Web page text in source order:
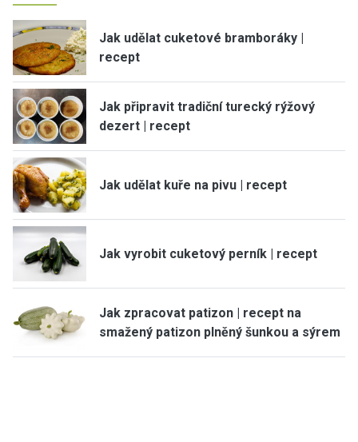
Jak udělat cuketové bramboráky |
recept
Jak připravit tradiční turecký rýžový
dezert | recept
Jak udělat kuře na pivu | recept
Jak vyrobit cuketový perník | recept
Jak zpracovat patizon | recept na
smažený patizon plněný šunkou a sýrem